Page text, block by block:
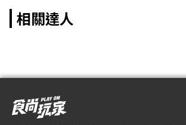
相關達人